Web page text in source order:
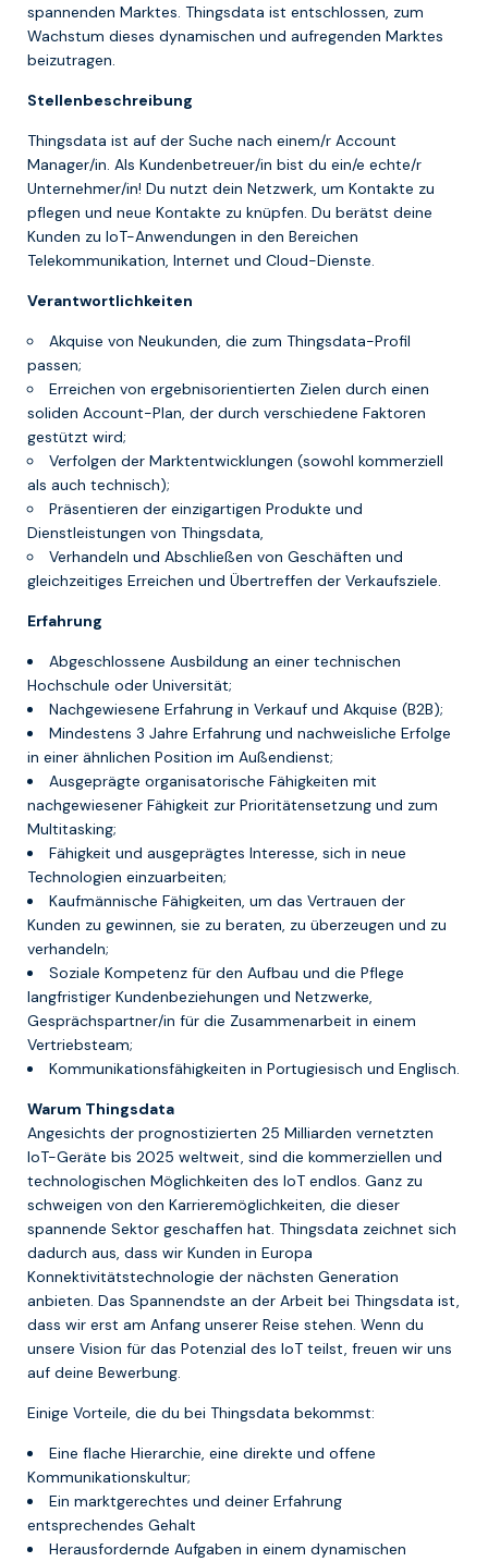
spannenden Marktes. Thingsdata ist entschlossen, zum
Wachstum dieses dynamischen und aufregenden Marktes
beizutragen.
Stellenbeschreibung
Thingsdata ist auf der Suche nach einem/r Account
Manager/in. Als Kundenbetreuer/in bist du ein/e echte/r
Unternehmer/in! Du nutzt dein Netzwerk, um Kontakte zu
pflegen und neue Kontakte zu knüpfen. Du berätst deine
Kunden zu IoT-Anwendungen in den Bereichen
Telekommunikation, Internet und Cloud-Dienste.
Verantwortlichkeiten
Akquise von Neukunden, die zum Thingsdata-Profil
passen;
Erreichen von ergebnisorientierten Zielen durch einen
soliden Account-Plan, der durch verschiedene Faktoren
gestützt wird;
Verfolgen der Marktentwicklungen (sowohl kommerziell
als auch technisch);
Präsentieren der einzigartigen Produkte und
Dienstleistungen von Thingsdata,
Verhandeln und Abschließen von Geschäften und
gleichzeitiges Erreichen und Übertreffen der Verkaufsziele.
Erfahrung
Abgeschlossene Ausbildung an einer technischen
Hochschule oder Universität;
Nachgewiesene Erfahrung in Verkauf und Akquise (B2B);
Mindestens 3 Jahre Erfahrung und nachweisliche Erfolge
in einer ähnlichen Position im Außendienst;
Ausgeprägte organisatorische Fähigkeiten mit
nachgewiesener Fähigkeit zur Prioritätensetzung und zum
Multitasking;
Fähigkeit und ausgeprägtes Interesse, sich in neue
Technologien einzuarbeiten;
Kaufmännische Fähigkeiten, um das Vertrauen der
Kunden zu gewinnen, sie zu beraten, zu überzeugen und zu
verhandeln;
Soziale Kompetenz für den Aufbau und die Pflege
langfristiger Kundenbeziehungen und Netzwerke,
Gesprächspartner/in für die Zusammenarbeit in einem
Vertriebsteam;
Kommunikationsfähigkeiten in Portugiesisch und Englisch.
Warum Thingsdata
Angesichts der prognostizierten 25 Milliarden vernetzten
IoT-Geräte bis 2025 weltweit, sind die kommerziellen und
technologischen Möglichkeiten des IoT endlos. Ganz zu
schweigen von den Karrieremöglichkeiten, die dieser
spannende Sektor geschaffen hat. Thingsdata zeichnet sich
dadurch aus, dass wir Kunden in Europa
Konnektivitätstechnologie der nächsten Generation
anbieten. Das Spannendste an der Arbeit bei Thingsdata ist,
dass wir erst am Anfang unserer Reise stehen. Wenn du
unsere Vision für das Potenzial des IoT teilst, freuen wir uns
auf deine Bewerbung.
Einige Vorteile, die du bei Thingsdata bekommst:
Eine flache Hierarchie, eine direkte und offene
Kommunikationskultur;
Ein marktgerechtes und deiner Erfahrung
entsprechendes Gehalt
Herausfordernde Aufgaben in einem dynamischen